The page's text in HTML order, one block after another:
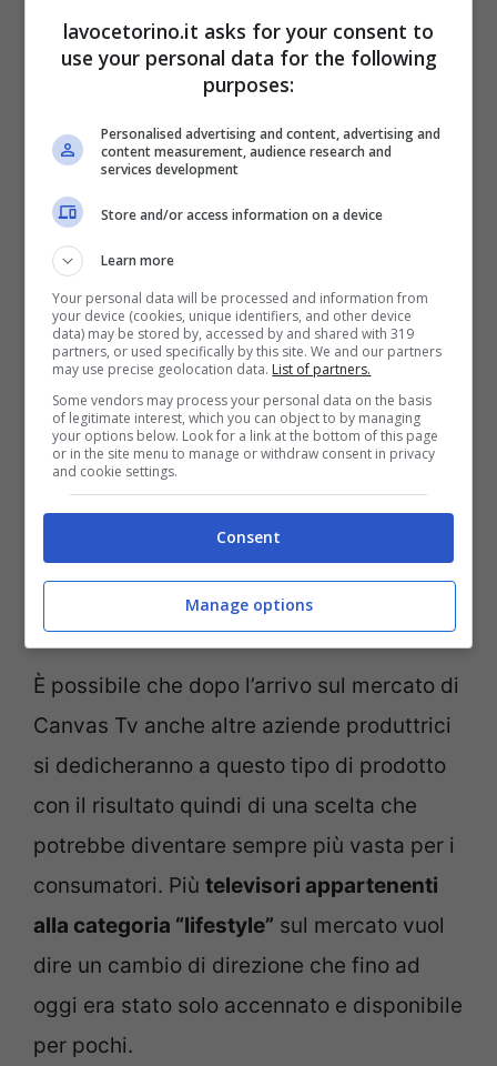
Canvas Tv, la novità tra i televisori lifestyle –
Anche Canvas TV ha una
intercambiabileche è stata progettata
appositamente per adattarsi alla parete in
modo perfetto come fosse un’opera d’arte.
Le dimensioni sono esattamente uguali a
quelle di The Frame TV per cui i due
prodotti si equivalgono anche sotto questo
aspetto. Finora il dispositivo Samsung non
È possibile che dopo l’arrivo sul mercato di
Canvas Tv anche altre aziende produttrici
si dedicheranno a questo tipo di prodotto
con il risultato quindi di una scelta che
potrebbe diventare sempre più vasta per i
consumatori. Più televisori appartenenti
alla categoria “lifestyle” sul mercato vuol
dire un cambio di direzione che fino ad
oggi era stato solo accennato e disponibile
per pochi.
lavocetorino.it asks for your consent to
use your personal data for the following
purposes:
Personalised advertising and content, advertising and
content measurement, audience research and
services development
Store and/or access information on a device
Learn more
Your personal data will be processed and information from
your device (cookies, unique identifiers, and other device
data) may be stored by, accessed by and shared with 319
partners, or used specifically by this site. We and our partners
may use precise geolocation data. List of partners.
Some vendors may process your personal data on the basis
of legitimate interest, which you can object to by managing
your options below. Look for a link at the bottom of this page
or in the site menu to manage or withdraw consent in privacy
and cookie settings.
Consent
Manage options